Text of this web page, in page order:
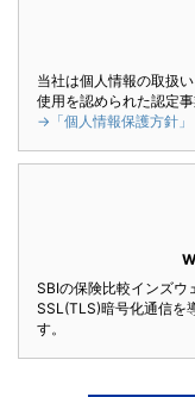
当社は個人情報の取扱
使用を認められた認定事
→「個人情報保護方針」
SBIの保険比較インズウ
SSL(TLS)暗号化通信を
す。